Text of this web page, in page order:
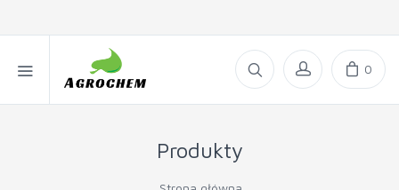
0
Produkty